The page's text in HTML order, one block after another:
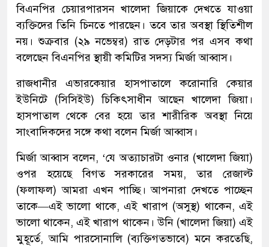
বিএনপির চেয়ারপারসন খালেদা জিয়াকে দেখতে যাওয়া
ব্যক্তিদের তিনি চিনতে পারছেন। তবে তার অবস্থা স্থিতিশীল
নয়। শুক্রবার (২৯ নভেম্বর) রাত দেড়টার পর এসব কথা
বলেছেন বিএনপির স্থায়ী কমিটির সদস্য মির্জা আব্বাস।
রাজধানীর এভারকেয়ার হাসপাতালে করোনারি কেয়ার
ইউনিটে (সিসিইউ) চিকিৎসাধীন আছেন খালেদা জিয়া।
হাসপাতাল থেকে বের হয়ে তার শারীরিক অবস্থা নিয়ে
সাংবাদিকদের সঙ্গে কথা বলেন মির্জা আব্বাস।
মির্জা আব্বাস বলেন, ‘যে অত্যাচারটা ওনার (খালেদা জিয়া)
ওপর হয়েছে বিগত সরকারের সময়, তার রেজাল্ট
(ফলাফল) আমরা এখন পাচ্ছি। আপনারা দেখতে পাচ্ছেন
তাকে—এই ভালো থাকে, এই খারাপ (অসুস্থ) থাকেন, এই
ভালো থাকেন, এই খারাপ থাকেন। উনি (খালেদা জিয়া) এই
মুহূর্তে, আমি পারসোনালি (ব্যক্তিগতভাবে) মনে করতেছি,